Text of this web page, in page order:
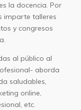
la docencia. Por
imparte talleres
y congresos
al público al
aborda
saludables,
online,
etc.